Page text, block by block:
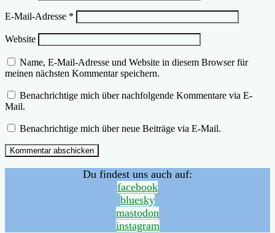
E-Mail-Adresse *
Website
Name, E-Mail-Adresse und Website in diesem Browser für
meinen nächsten Kommentar speichern.
Benachrichtige mich über nachfolgende Kommentare via E-
Mail.
Benachrichtige mich über neue Beiträge via E-Mail.
Du findest uns auch auf:
facebook
bluesky
mastodon
instagram